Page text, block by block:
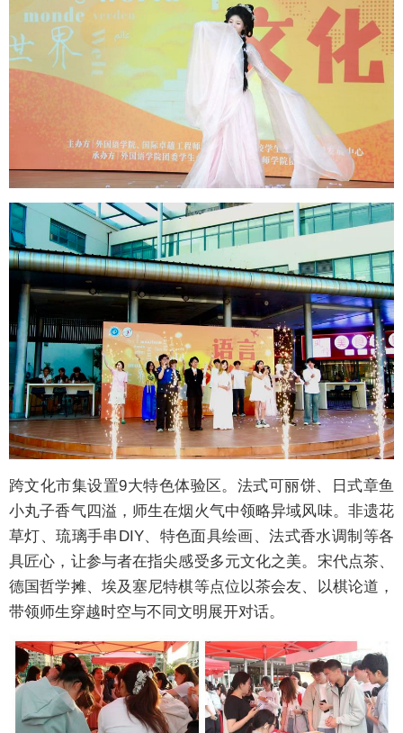
跨文化市集设置9大特色体验区。法式可丽饼、日式章鱼
小丸子香气四溢，师生在烟火气中领略异域风味。非遗花
草灯、琉璃手串DIY、特色面具绘画、法式香水调制等各
具匠心，让参与者在指尖感受多元文化之美。宋代点茶、
德国哲学摊、埃及塞尼特棋等点位以茶会友、以棋论道，
带领师生穿越时空与不同文明展开对话。